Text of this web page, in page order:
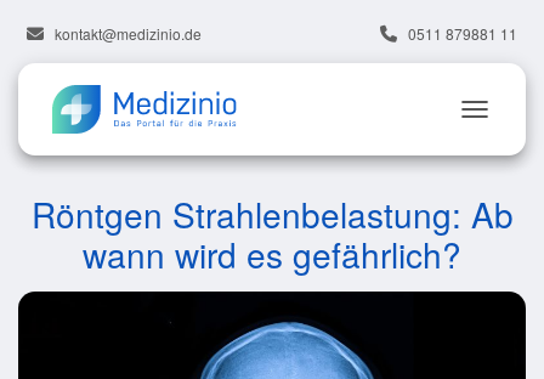
kontakt@medizinio.de 0511 879881 11
Röntgen Strahlenbelastung: Ab
wann wird es gefährlich?